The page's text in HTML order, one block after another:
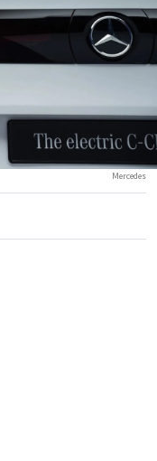
Mercedes